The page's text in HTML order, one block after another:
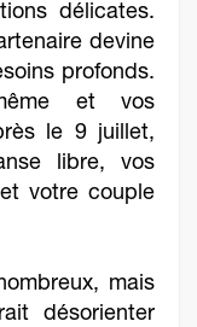
délicates.
devine
profonds.
et vos
le 9 juillet,
libre, vos
votre couple
mais
désorienter